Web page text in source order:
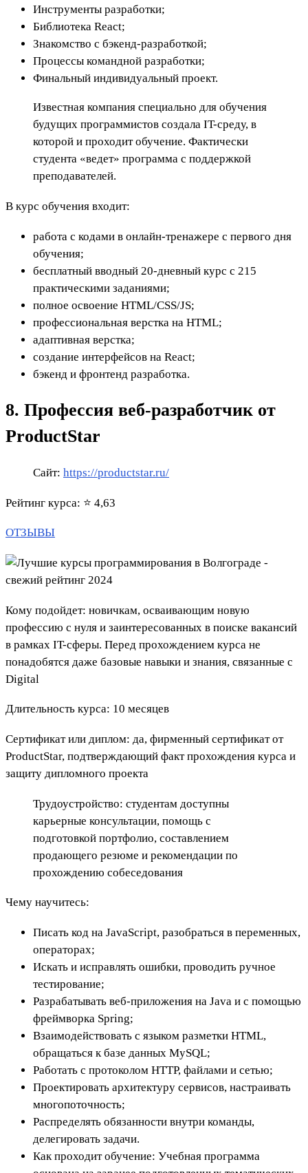
Инструменты разработки;
Библиотека React;
Знакомство с бэкенд-разработкой;
Процессы командной разработки;
Финальный индивидуальный проект.
Известная компания специально для обучения
будущих программистов создала IT-среду, в
которой и проходит обучение. Фактически
студента «ведет» программа с поддержкой
преподавателей.
В курс обучения входит:
работа с кодами в онлайн-тренажере с первого дня
обучения;
бесплатный вводный 20-дневный курс с 215
практическими заданиями;
полное освоение HTML/CSS/JS;
профессиональная верстка на HTML;
адаптивная верстка;
создание интерфейсов на React;
бэкенд и фронтенд разработка.
8. Профессия веб-разработчик от
ProductStar
Сайт: https://productstar.ru/
Рейтинг курса: ⭐ 4,63
ОТЗЫВЫ
Кому подойдет: новичкам, осваивающим новую
профессию с нуля и заинтересованных в поиске вакансий
в рамках IT-сферы. Перед прохождением курса не
понадобятся даже базовые навыки и знания, связанные с
Digital
Длительность курса: 10 месяцев
Сертификат или диплом: да, фирменный сертификат от
ProductStar, подтверждающий факт прохождения курса и
защиту дипломного проекта
Трудоустройство: студентам доступны
карьерные консультации, помощь с
подготовкой портфолио, составлением
продающего резюме и рекомендации по
прохождению собеседования
Чему научитесь:
Писать код на JavaScript, разобраться в переменных,
операторах;
Искать и исправлять ошибки, проводить ручное
тестирование;
Разрабатывать веб-приложения на Java и с помощью
фреймворка Spring;
Взаимодействовать с языком разметки HTML,
обращаться к базе данных MySQL;
Работать с протоколом HTTP, файлами и сетью;
Проектировать архитектуру сервисов, настраивать
многопоточность;
Распределять обязанности внутри команды,
делегировать задачи.
Как проходит обучение: Учебная программа